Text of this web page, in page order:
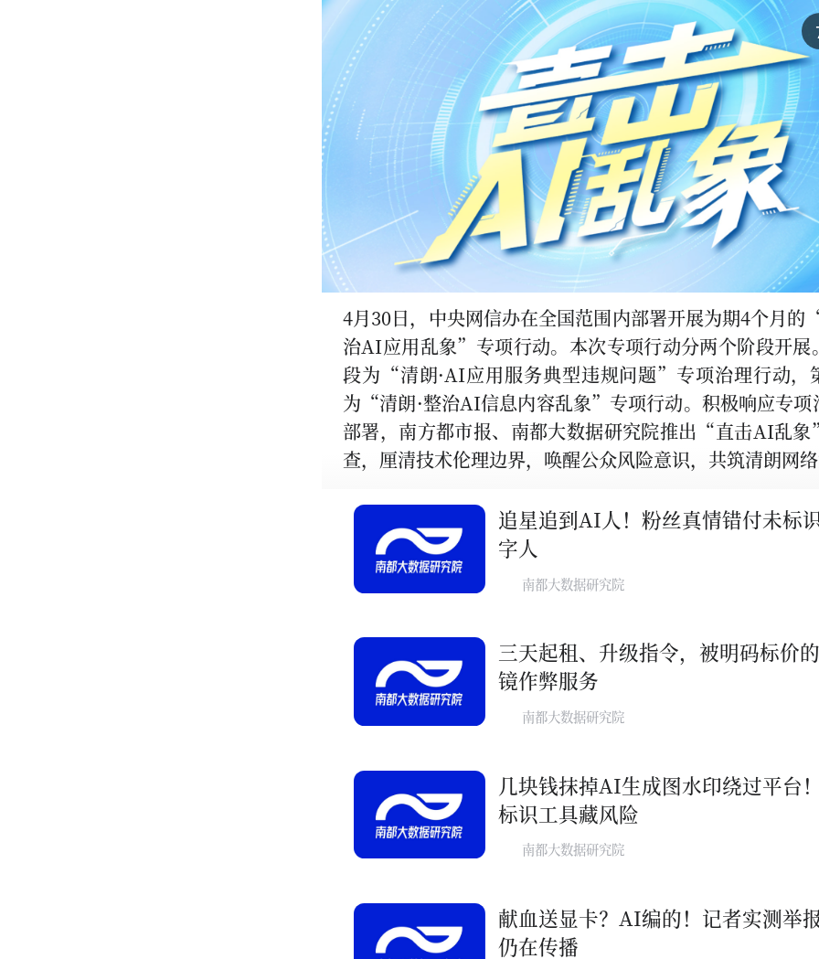
4月30日，中央网信办在全国范围内部署开展为期4个月的
治AI应用乱象”专项行动。本次专项行动分两个阶段开展
段为“清朗·AI应用服务典型违规问题”专项治理行动，
为“清朗·整治AI信息内容乱象”专项行动。积极响应专项
部署，南方都市报、南都大数据研究院推出“直击AI乱
查，厘清技术伦理边界，唤醒公众风险意识，共筑清朗网络
追星追到AI人！粉丝真情错付未标
字人
南都大数据研究院
三天起租、升级指令，被明码标价
镜作弊服务
南都大数据研究院
几块钱抹掉AI生成图水印绕过平台
标识工具藏风险
南都大数据研究院
献血送显卡？AI编的！记者实测举
仍在传播